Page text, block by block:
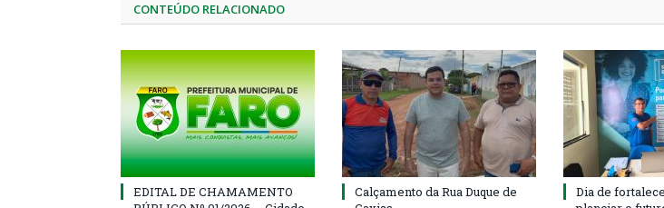
CONTEÚDO RELACIONADO
EDITAL DE CHAMAMENTO
Calçamento da Rua Duque de
Dia de